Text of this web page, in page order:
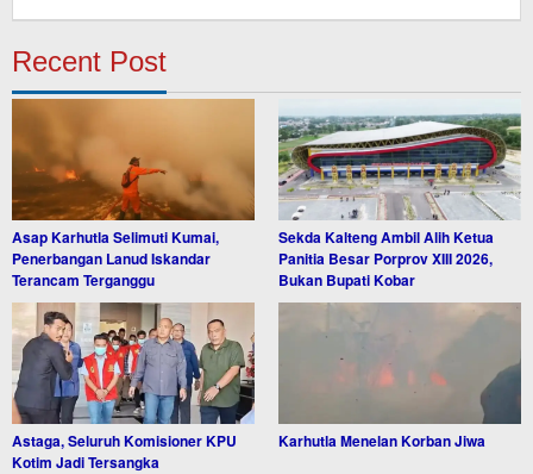
Recent Post
Asap Karhutla Selimuti Kumai,
Penerbangan Lanud Iskandar
Terancam Terganggu
Sekda Kalteng Ambil Alih Ketua
Panitia Besar Porprov XIII 2026,
Bukan Bupati Kobar
Astaga, Seluruh Komisioner KPU
Kotim Jadi Tersangka
Karhutla Menelan Korban Jiwa